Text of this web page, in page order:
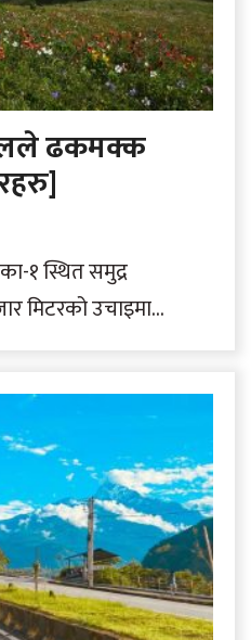
ढकमक्क
१ स्थित समुद्र
मिटरको उचाइमा